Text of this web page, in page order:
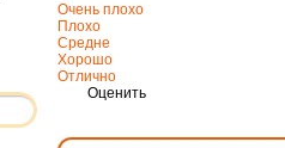
Очень плохо
Плохо
Средне
Хорошо
Отлично
Оценить